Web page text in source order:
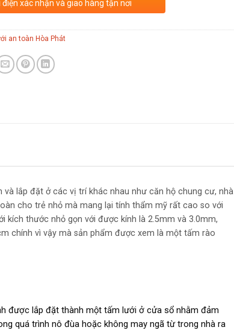
điện xác nhận và giao hàng tận nơi
an toàn Hòa Phát
và lắp đặt ở các vị trí khác nhau như căn hộ chung cư, nhà
cho trẻ nhỏ mà mang lại tính thẩm mỹ rất cao so với
kích thước nhỏ gọn với được kính là 2.5mm và 3.0mm,
chính vì vậy mà sản phẩm được xem là một tấm rào
được lắp đặt thành một tấm lưới ở cửa sổ nhằm đảm
quá trình nô đùa hoặc không may ngã từ trong nhà ra